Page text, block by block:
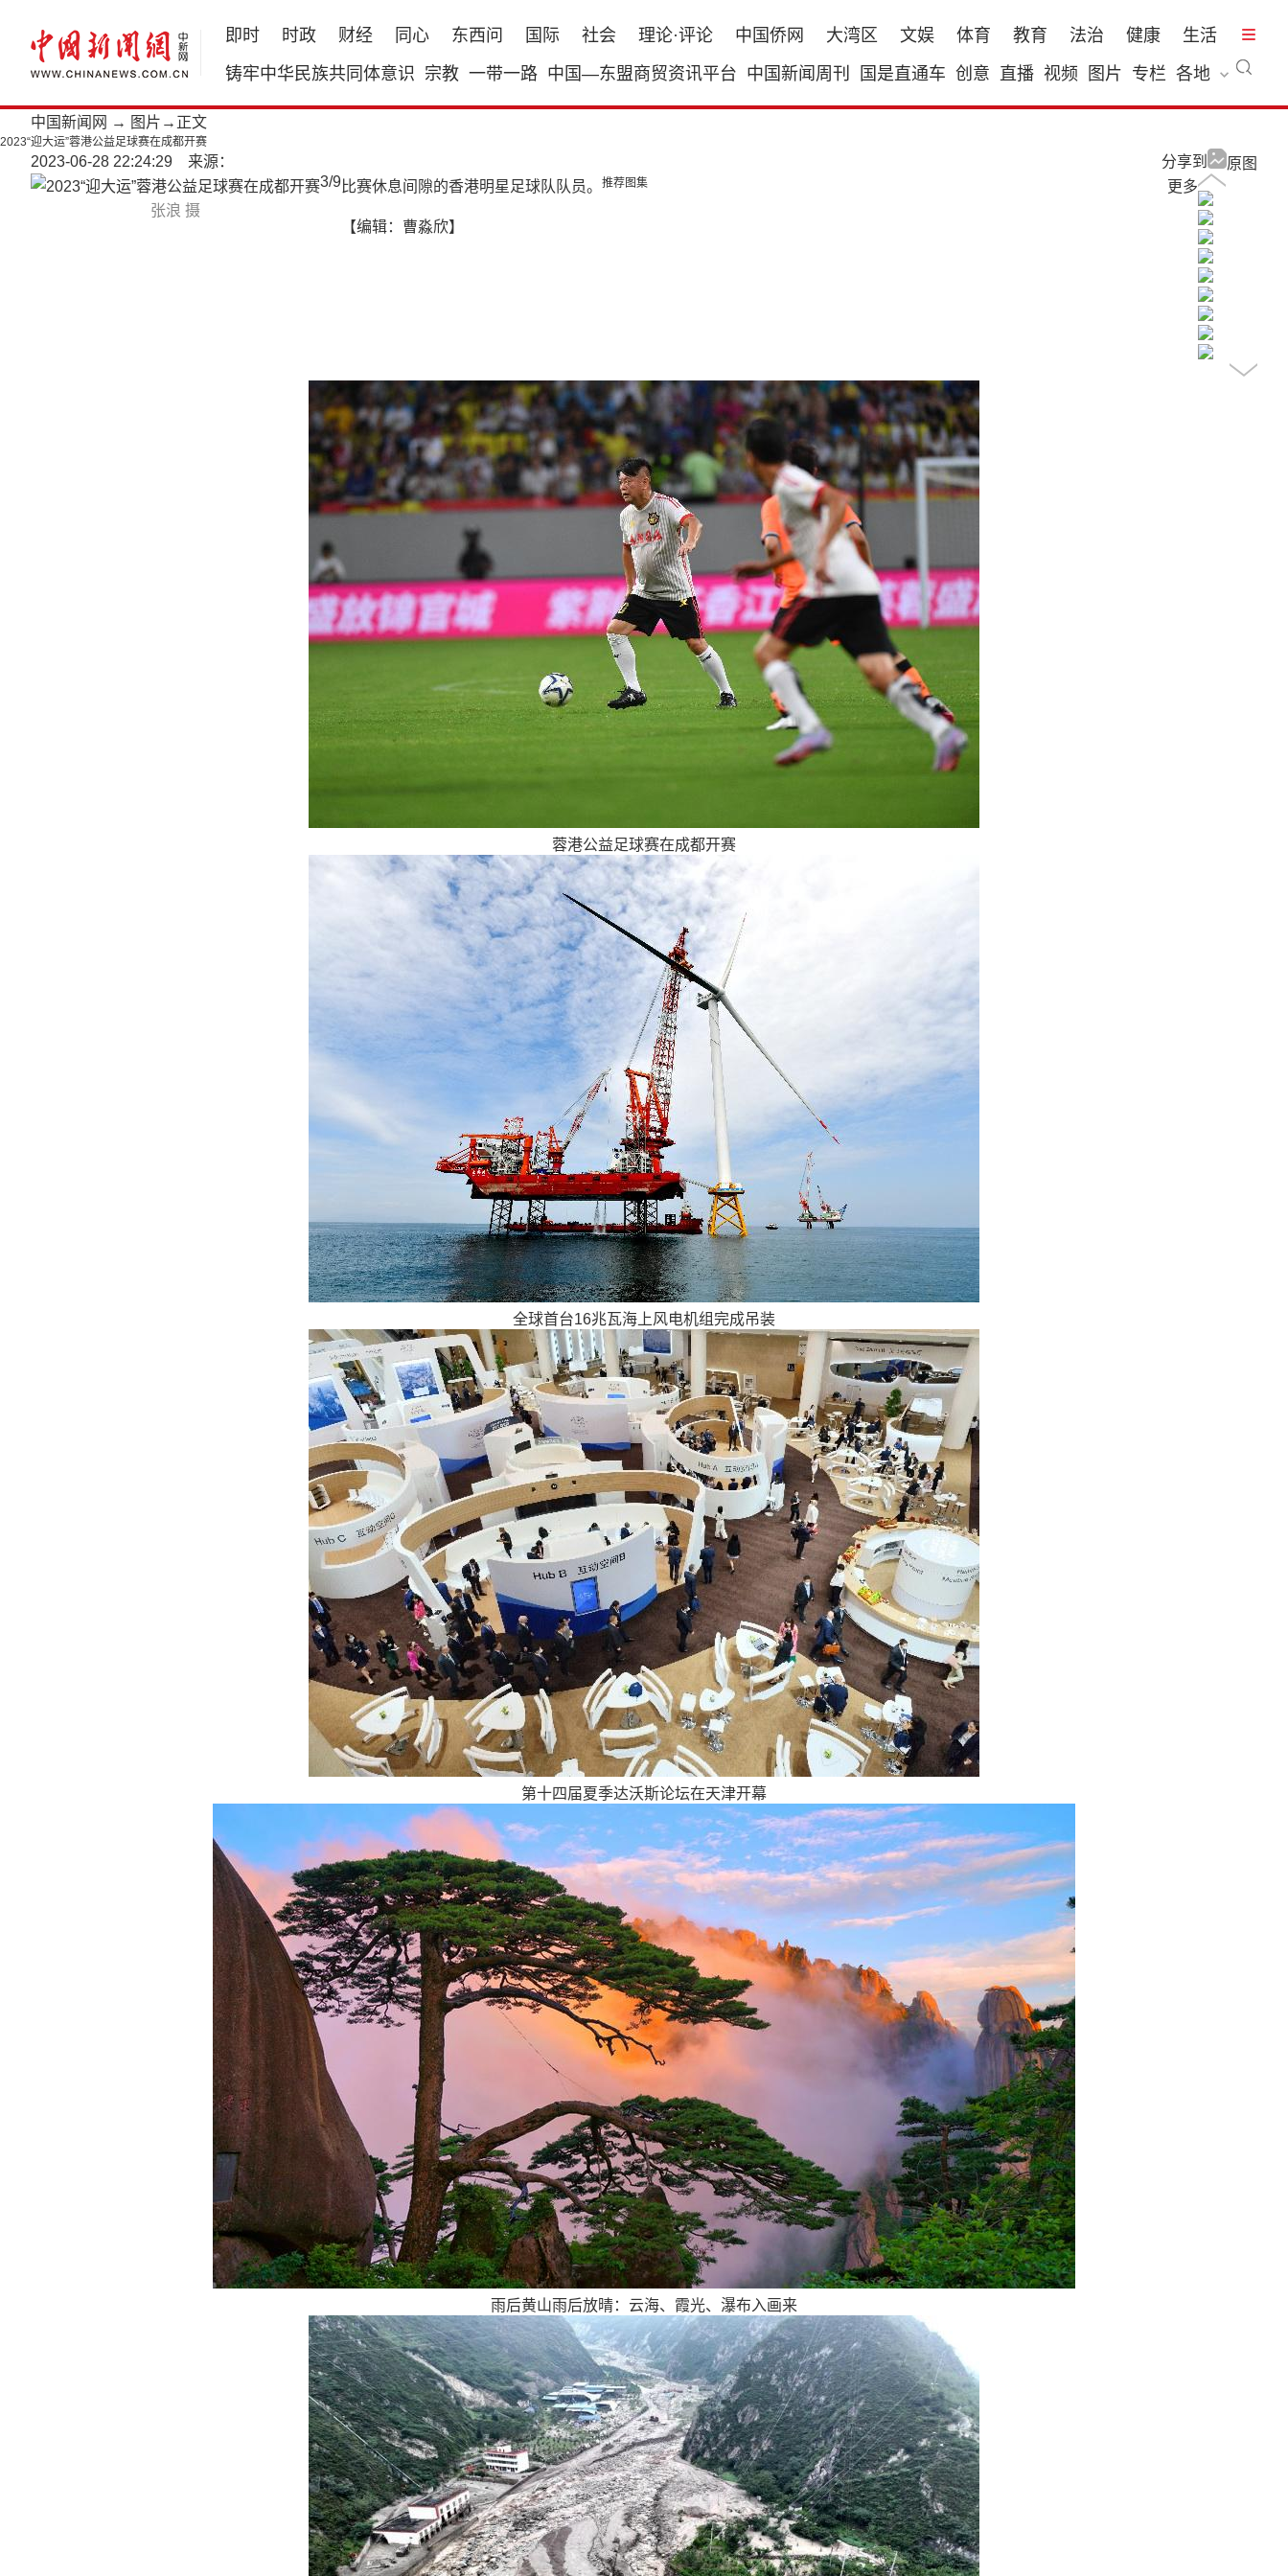
即时 时政 财经 同心 东西问 国际 社会 理论·评论 中国侨网 大湾区 文娱 体育 教育 法治 健康
生活
铸牢中华民族共同体意识 宗教 一带一路 中国—东盟商贸资讯平台 中国新闻周刊 国是直通车 创意 直播 视频 图片 专栏 各地
中国新闻网 → 图片 →正文
2023“迎大运”蓉港公益足球赛在成都开赛
2023-06-28 22:24:29 来源： 原图
分享到
张浪 摄
3/9比赛休息间隙的香港明星足球队队员。
【编辑：曹淼欣】
推荐图集 更多
蓉港公益足球赛在成都开赛
全球首台16兆瓦海上风电机组完成吊装
第十四届夏季达沃斯论坛在天津开幕
雨后黄山雨后放晴：云海、霞光、瀑布入画来